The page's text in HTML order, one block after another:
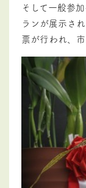
そして一般参
ランが展示さ
票が行われ、